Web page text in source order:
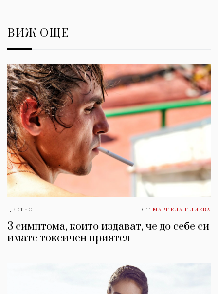
ВИЖ ОЩЕ
ЦВЕТНО ОТ МАРИЕЛА ИЛИЕВА
3 симптома, които издават, че до себе си
имате токсичен приятел